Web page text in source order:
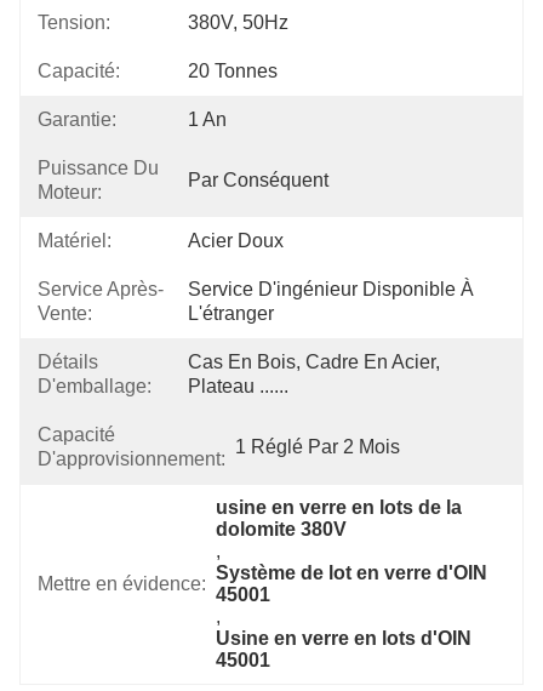
Tension: 380V, 50Hz
Capacité: 20 Tonnes
Garantie: 1 An
Puissance Du
Moteur:
Par Conséquent
Matériel: Acier Doux
Service Après-
Vente:
Service D'ingénieur Disponible À
L'étranger
Détails
D'emballage:
Cas En Bois, Cadre En Acier,
Plateau ......
Capacité
D'approvisionnement:
1 Réglé Par 2 Mois
Mettre en évidence:
usine en verre en lots de la
dolomite 380V
,
Système de lot en verre d'OIN
45001
,
Usine en verre en lots d'OIN
45001